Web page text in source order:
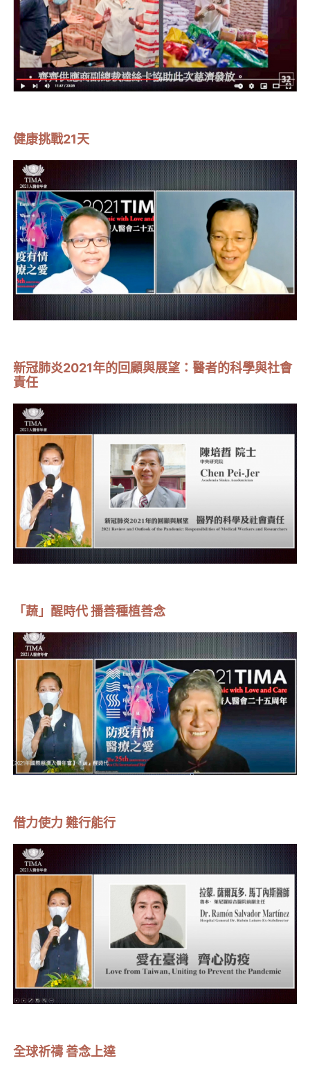
健康挑戰21天
新冠肺炎2021年的回顧與展望：醫者的科學與社會
責任
「蔬」醒時代 播善種植善念
借力使力 難行能行
全球祈禱 善念上達